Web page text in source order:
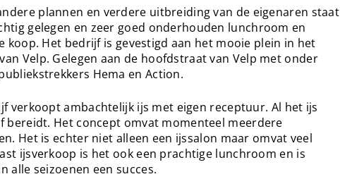
plannen en verdere uitbreiding van de eigenaren staat
gelegen en zeer goed onderhouden lunchroom en
koop. Het bedrijf is gevestigd aan het mooie plein in het
Velp. Gelegen aan de hoofdstraat van Velp met onder
Hema en Action.
verkoopt ambachtelijk ijs met eigen receptuur. Al het ijs
bereidt. Het concept omvat momenteel meerdere
Het is echter niet alleen een ijssalon maar omvat veel
ijsverkoop is het ook een prachtige lunchroom en is
alle seizoenen een succes.